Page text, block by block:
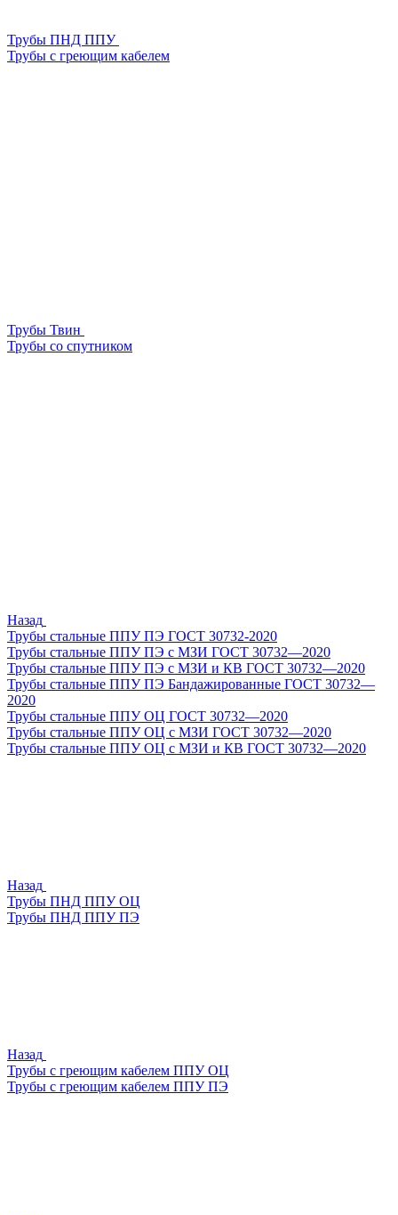
Трубы ПНД ППУ
Трубы с греющим кабелем
Трубы Твин
Трубы со спутником
Назад
Трубы стальные ППУ ПЭ ГОСТ 30732-2020
Трубы стальные ППУ ПЭ с МЗИ ГОСТ 30732—2020
Трубы стальные ППУ ПЭ с МЗИ и КВ ГОСТ 30732—2020
Трубы стальные ППУ ПЭ Бандажированные ГОСТ 30732—
2020
Трубы стальные ППУ ОЦ ГОСТ 30732—2020
Трубы стальные ППУ ОЦ с МЗИ ГОСТ 30732—2020
Трубы стальные ППУ ОЦ с МЗИ и КВ ГОСТ 30732—2020
Назад
Трубы ПНД ППУ ОЦ
Трубы ПНД ППУ ПЭ
Назад
Трубы с греющим кабелем ППУ ОЦ
Трубы с греющим кабелем ППУ ПЭ